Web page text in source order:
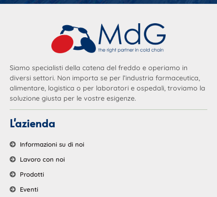
Siamo specialisti della catena del freddo e operiamo in
diversi settori. Non importa se per l’industria farmaceutica,
alimentare, logistica o per laboratori e ospedali, troviamo la
soluzione giusta per le vostre esigenze.
L'azienda
Informazioni su di noi
Lavoro con noi
Prodotti
Eventi